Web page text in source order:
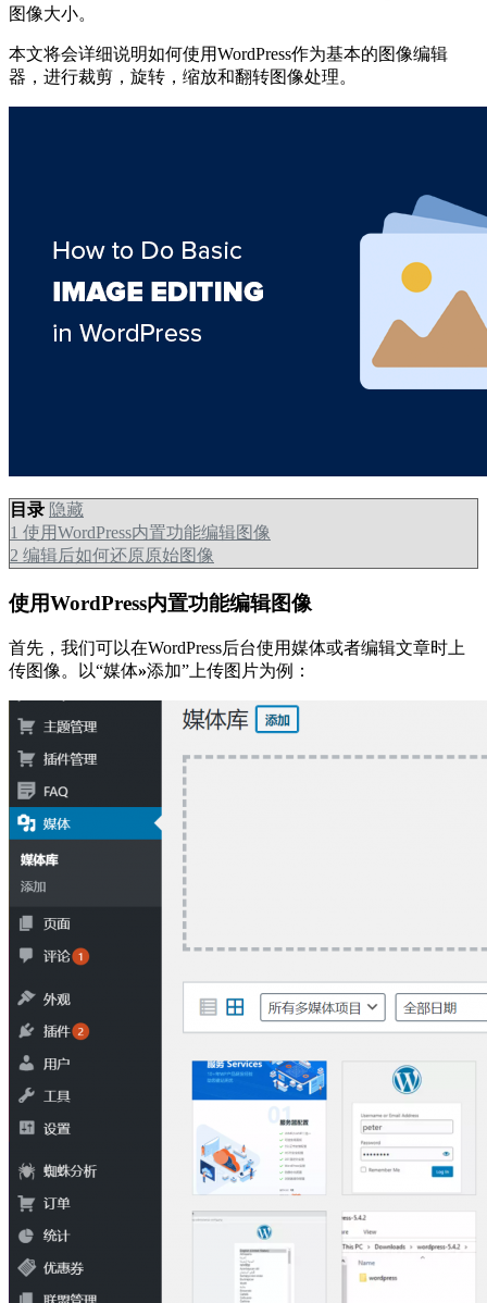
图像大小。
本文将会详细说明如何使用WordPress作为基本的图像编辑
器，进行裁剪，旋转，缩放和翻转图像处理。
目录 隐藏
1 使用WordPress内置功能编辑图像
2 编辑后如何还原原始图像
使用WordPress内置功能编辑图像
首先，我们可以在WordPress后台使用媒体或者编辑文章时上
传图像。以“媒体»添加”上传图片为例：